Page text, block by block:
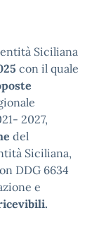
Siciliana
con il quale
2027,
del
Siciliana,
DDG 6634
e